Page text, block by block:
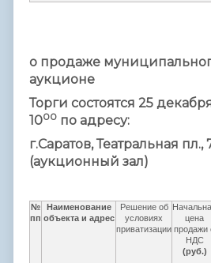
о продаже
аукционе
Торги состоятся 25
1000 по адресу:
г.Саратов, Театральная пл.,
(аукционный зал)
№
пп
Наименование
объекта и адрес
Решение об
условиях
приватизации
цена
продажи
НДС
(руб.)